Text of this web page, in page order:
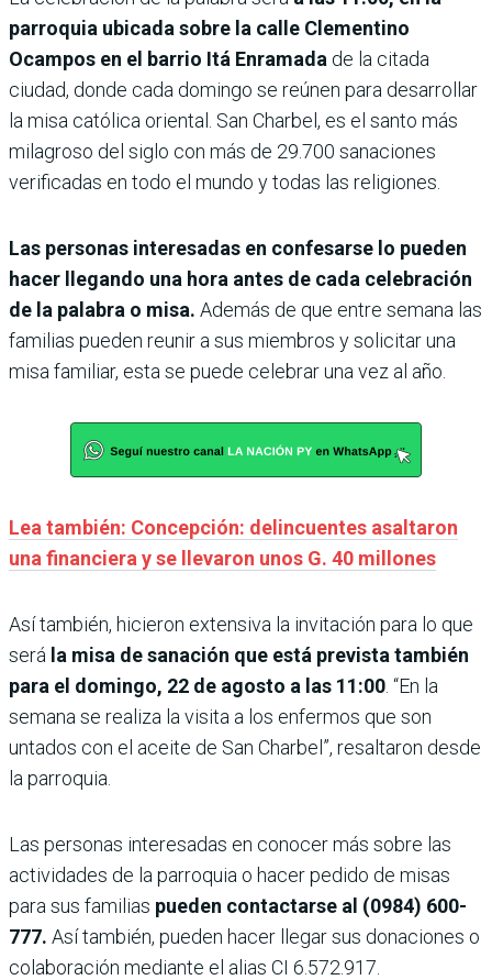
parroquia ubicada sobre la calle Clementino
Ocampos en el barrio Itá Enramada de la citada
ciudad, donde cada domingo se reúnen para desarrollar
la misa católica oriental. San Charbel, es el santo más
milagroso del siglo con más de 29.700 sanaciones
verificadas en todo el mundo y todas las religiones.
Las personas interesadas en confesarse lo pueden
hacer llegando una hora antes de cada celebración
de la palabra o misa. Además de que entre semana las
familias pueden reunir a sus miembros y solicitar una
misa familiar, esta se puede celebrar una vez al año.
Lea también: Concepción: delincuentes asaltaron
una financiera y se llevaron unos G. 40 millones
Así también, hicieron extensiva la invitación para lo que
será la misa de sanación que está prevista también
para el domingo, 22 de agosto a las 11:00 . “En la
semana se realiza la visita a los enfermos que son
untados con el aceite de San Charbel”, resaltaron desde
la parroquia.
Las personas interesadas en conocer más sobre las
actividades de la parroquia o hacer pedido de misas
para sus familias pueden contactarse al (0984) 600-
777. Así también, pueden hacer llegar sus donaciones o
colaboración mediante el alias CI 6.572.917.